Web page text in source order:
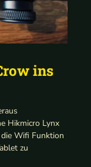
ins
Hikmicro Lynx
Wifi Funktion
zu